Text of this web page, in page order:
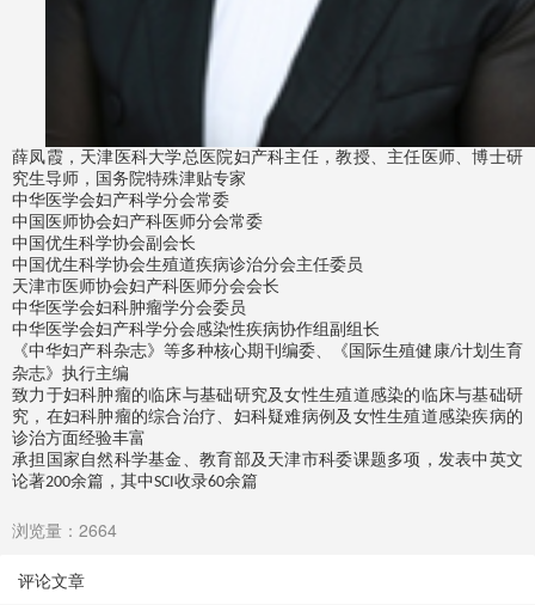
薛凤霞，天津医科大学总医院妇产科主任，教授、 主任医师、博士研
究生导师，国务院特殊津贴专家
中华医学会妇产科学分会常委
中国医师协会妇产科医师分会常委
中国优生科学协会副会长
中国优生科学协会生殖道疾病诊治分会主任委员
天津市医师协会妇产科医师分会会长
中华医学会妇科肿瘤学分会委员
中华医学会妇产科学分会感染性疾病协作组副组长
《中华妇产科杂志》等多种核心期刊编委、《国际生殖健康/计划生育
杂志》执行主编
致力于妇科肿瘤的临床与基础研究及女性生殖道感染的临床与基础研
究，在妇科肿瘤的综合治疗、妇科疑难病例及女性生殖道感染疾病的
诊治方面经验丰富
承担国家自然科学基金、教育部及天津市科委课题多项，发表中英文
论著200余篇，其中SCI收录60余篇
浏览量：2664
评论文章